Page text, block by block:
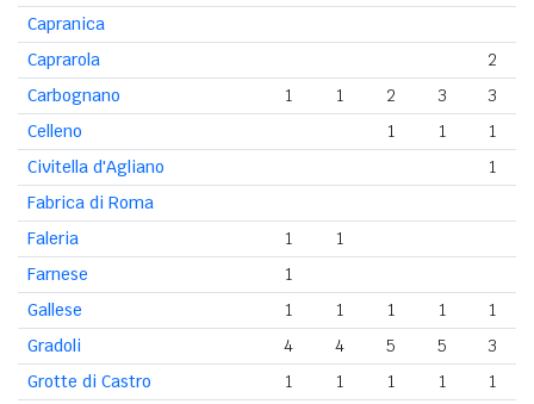
Capranica
Caprarola
2
Carbognano
1 1 2 3
3
Celleno
1 1
1
Civitella d'Agliano
1
Fabrica di Roma
Faleria
1
1
Farnese
1
Gallese
1 1 1 1
1
Gradoli
4 4 5 5
3
Grotte di Castro
1 1 1 1
1